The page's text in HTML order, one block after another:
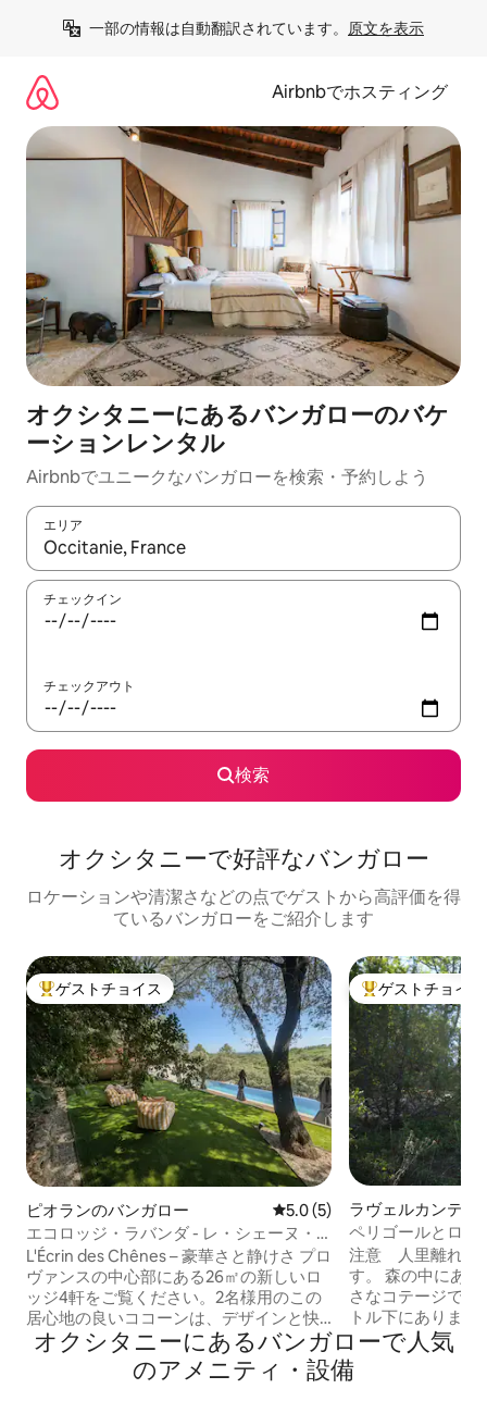
一部の情報は自動翻訳されています。 原文を表示
Airbnbでホスティング
オクシタニーにあるバンガローのバケ
ーションレンタル
Airbnbでユニークなバンガローを検索・予約しよう
エリア
検索結果が表示されたら、上下の矢印キーを使って移動するか
チェックイン
チェックアウト
検索
オクシタニーで好評なバンガロー
ロケーションや清潔さなどの点でゲストから高評価を得
ているバンガローをご紹介します
大好評のゲストチョイスです。
ゲストチョイス
ピオランのバンガロー レビュー5件、5つ星中5.0つ
5.0 (5)
エコロッジ・ラバンダ - レ・シェーヌ・
ヴェール体験
L'Écrin des Chênes – 豪華さと静けさ プロ
ヴァンスの中心部にある26㎡の新しいロ
ッジ4軒をご覧ください。2名様用のこの
居心地の良いココーンは、デザインと快
適さを兼ね備えています（設備の整った
キッチン、リビングルーム、洗練された
大好評のゲスト
ゲストチョイス
ラヴェルカンティ
ガロー
ペリゴールとロッ
き」
注意 人里離れた
す。 森の中にあ
さなコテージで
トル下にありま
自然に囲まれてい
ングエリア、寝室
クションホブ、テ
オクシタニーにあるバンガローで人気
のアメニティ・設備